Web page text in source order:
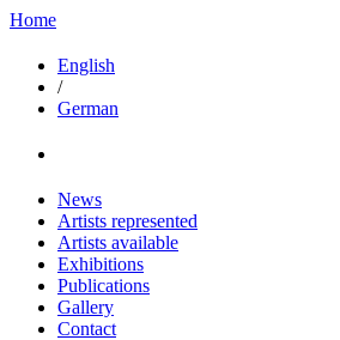
Home
English
/
German
News
Artists represented
Artists available
Exhibitions
Publications
Gallery
Contact